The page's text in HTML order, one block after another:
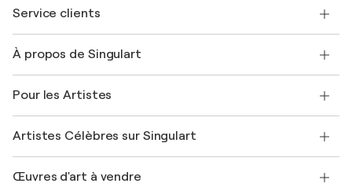
Service clients
Expédition
Offrir une carte cadeau
Rejoignez notre programme commercial
Mon compte
+33 1 76 44 06 42
À propos de Singulart
FAQ
Magazine Singulart
Emplois
Découvrez une sélection d'art original
Pour les Artistes
Se connecter en tant qu'Artiste
Artistes Célèbres sur Singulart
Marc Chagall
Œuvres d'art à vendre